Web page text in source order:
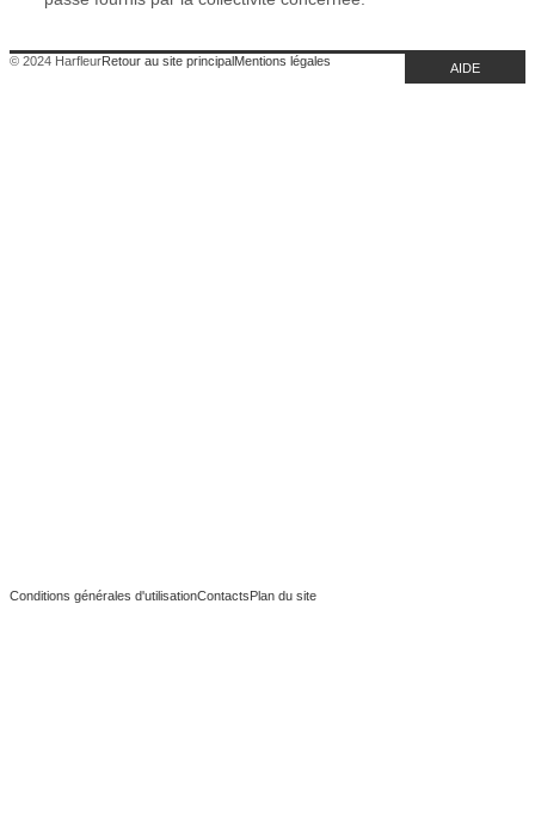
© 2024 HarfleurRetour au site principalMentions légales
Conditions générales d'utilisationContactsPlan du site
AIDE